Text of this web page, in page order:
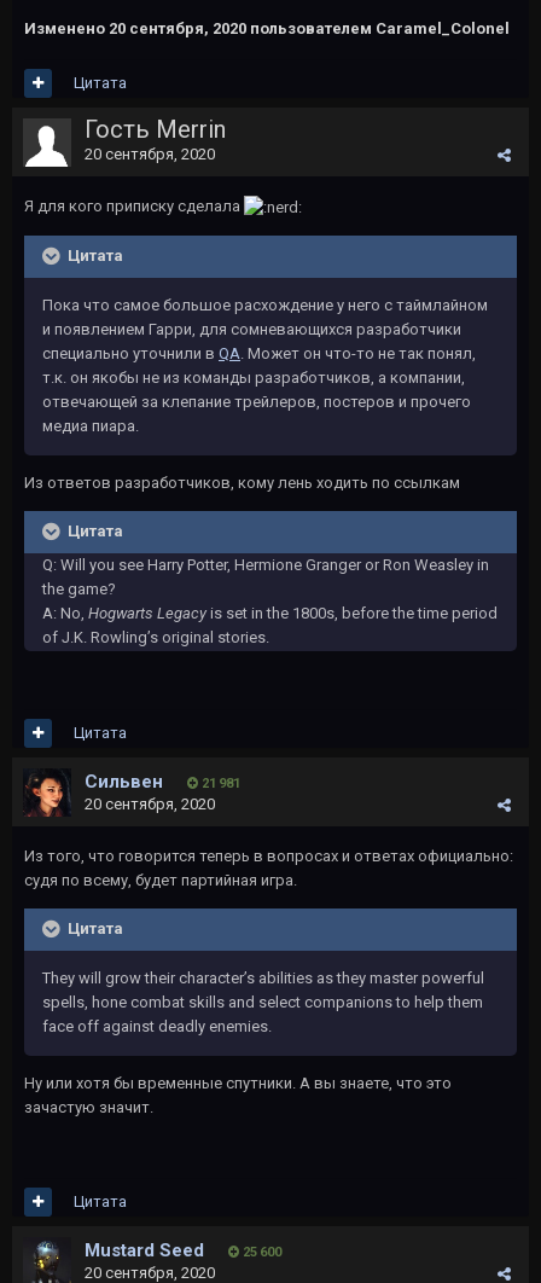
Изменено 20 сентября, 2020 пользователем Caramel_Colonel
Цитата
Гость Merrin
20 сентября, 2020
Я для кого приписку сделала
Цитата
Пока что самое большое расхождение у него с таймлайном
и появлением Гарри, для сомневающихся разработчики
специально уточнили в QA . Может он что-то не так понял,
т.к. он якобы не из команды разработчиков, а компании,
отвечающей за клепание трейлеров, постеров и прочего
медиа пиара.
Из ответов разработчиков, кому лень ходить по ссылкам
Цитата
Q: Will you see Harry Potter, Hermione Granger or Ron Weasley in
the game?
A: No, Hogwarts Legacy is set in the 1800s, before the time period
of J.K. Rowling’s original stories.
Цитата
Сильвен 21 981
20 сентября, 2020
Из того, что говорится теперь в вопросах и ответах официально:
судя по всему, будет партийная игра.
Цитата
They will grow their character’s abilities as they master powerful
spells, hone combat skills and select companions to help them
face off against deadly enemies.
Ну или хотя бы временные спутники. А вы знаете, что это
зачастую значит.
Цитата
Mustard Seed 25 600
20 сентября, 2020